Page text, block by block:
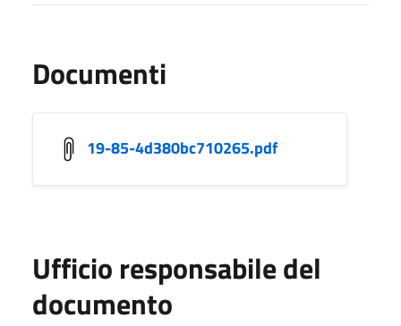
Documenti
19-85-4d380bc710265.pdf
Ufficio responsabile del
documento